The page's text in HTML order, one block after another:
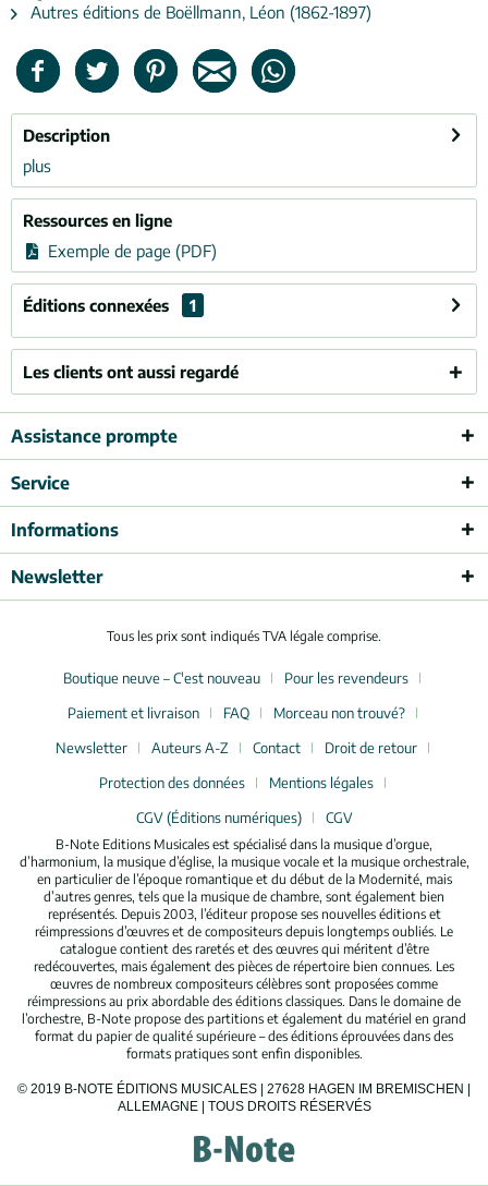
Autres éditions de Boëllmann, Léon (1862-1897)
Description
plus
Ressources en ligne
Exemple de page (PDF)
Éditions connexées 1
Les clients ont aussi regardé
Assistance prompte
Service
Informations
Newsletter
Tous les prix sont indiqués TVA légale comprise.
Boutique neuve – C'est nouveau
Pour les revendeurs
Paiement et livraison
FAQ
Morceau non trouvé?
Newsletter
Auteurs A-Z Contact
Droit de retour
Protection des données
Mentions légales
CGV (Éditions numériques)
CGV
B-Note Editions Musicales est spécialisé dans la musique d’orgue,
d’harmonium, la musique d’église, la musique vocale et la musique orchestrale,
en particulier de l’époque romantique et du début de la Modernité, mais
d’autres genres, tels que la musique de chambre, sont également bien
représentés. Depuis 2003, l’éditeur propose ses nouvelles éditions et
réimpressions d’œuvres et de compositeurs depuis longtemps oubliés. Le
catalogue contient des raretés et des œuvres qui méritent d’être
redécouvertes, mais également des pièces de répertoire bien connues. Les
œuvres de nombreux compositeurs célèbres sont proposées comme
réimpressions au prix abordable des éditions classiques. Dans le domaine de
l’orchestre, B-Note propose des partitions et également du matériel en grand
format du papier de qualité supérieure – des éditions éprouvées dans des
formats pratiques sont enfin disponibles.
© 2019 B-NOTE ÉDITIONS MUSICALES | 27628 HAGEN IM BREMISCHEN |
ALLEMAGNE | TOUS DROITS RÉSERVÉS